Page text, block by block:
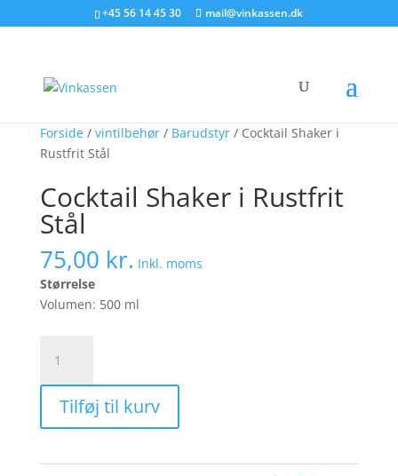
+45 56 14 45 30 mail@vinkassen.dk
Søg produkter - start med at skrive
Forside/ vintilbehør/ Barudstyr/ Cocktail Shaker i
Rustfrit Stål
Cocktail Shaker i Rustfrit
Stål
75,00 kr. Inkl. moms
Størrelse
Volumen: 500 ml
Shaker
i
Rustfrit
Stål
Tilføj til kurv